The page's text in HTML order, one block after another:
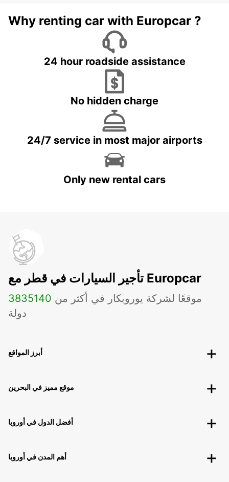
Why renting car with Europcar ?
24 hour roadside assistance
No hidden charge
24/7 service in most major airports
Only new rental cars
تأجير السيارات في قطر مع Europcar
3835 موقعًا لشركة يوروبكار في أكثر من 140
دولة
أبرز المواقع
موقع مميز في البحرين
أفضل الدول في أوروبا
أهم المدن في أوروبا